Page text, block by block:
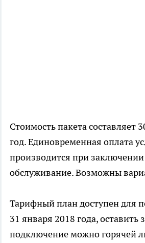
Стоимость пакета составляет
год. Единовременная оплата
производится при заключении
обслуживание. Возможны
Тарифный план доступен для
31 января 2018 года, оставить
подключение можно горячей